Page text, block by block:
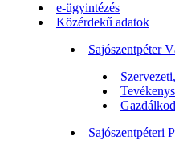
e-ügyintézés
Közérdekű adatok
Sajószentpéter
Sajószentpéteri